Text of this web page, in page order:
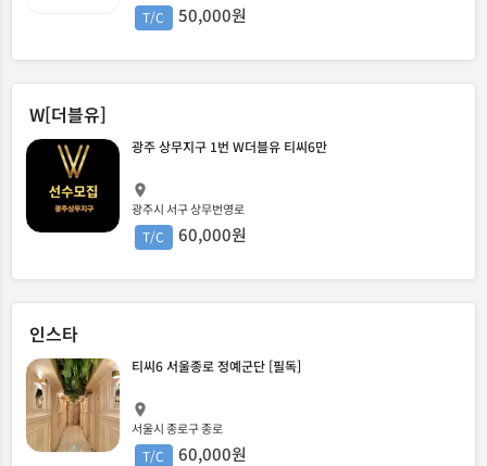
T/C 50,000원
W[더블유]
광주 상무지구 1번 W더블유 티씨6만
광주시 서구 상무번영로
T/C 60,000원
인스타
티씨6 서울종로 정예군단 [필독]
서울시 종로구 종로
T/C 60,000원